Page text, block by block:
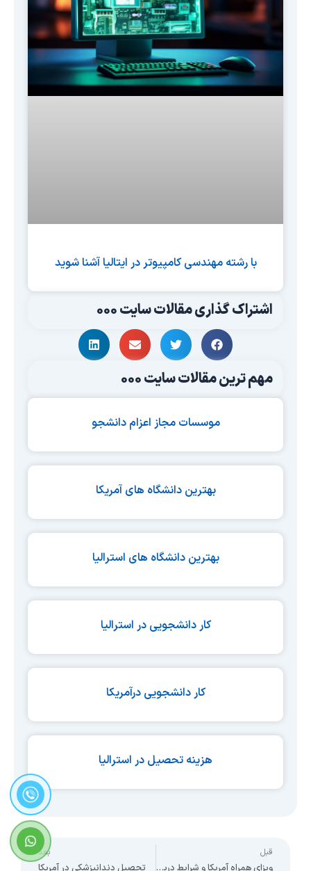
با رشته مهندسی کامپیوتر در ایتالیا آشنا شوید
اشتراک گذاری مقالات سایت 000
مهم ترین مقالات سایت 000
موسسات مجاز اعزام دانشجو
بهترین دانشگاه های آمریکا
بهترین دانشگاه های استرالیا
کار دانشجویی در استرالیا
کار دانشجویی درآمریکا
هزینه تحصیل در استرالیا
Prev
قبل
ویزای همراه آمریکا و شرایط دریافت آن
بعد
تحصیل دندانپزشکی در آمریکا